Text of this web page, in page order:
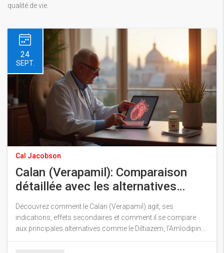
qualité de vie.
24
SEPT.
Cal Jacobson
Calan (Verapamil): Comparaison
détaillée avec les alternatives
thérapeutiques
Découvrez comment le Calan (Verapamil) agit, ses
indications, effets secondaires et comment il se compare
aux principales alternatives comme le Diltiazem, l'Amlodipine
ou les bêta-bloquants.